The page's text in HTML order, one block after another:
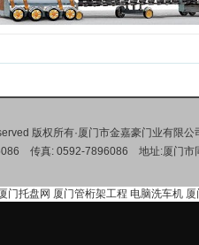
版权所有·厦门市金嘉豪门业有限公
传真: 0592-7896086 地址:厦门市
门托盘网 厦门管桁架工程 电脑洗车机 厦